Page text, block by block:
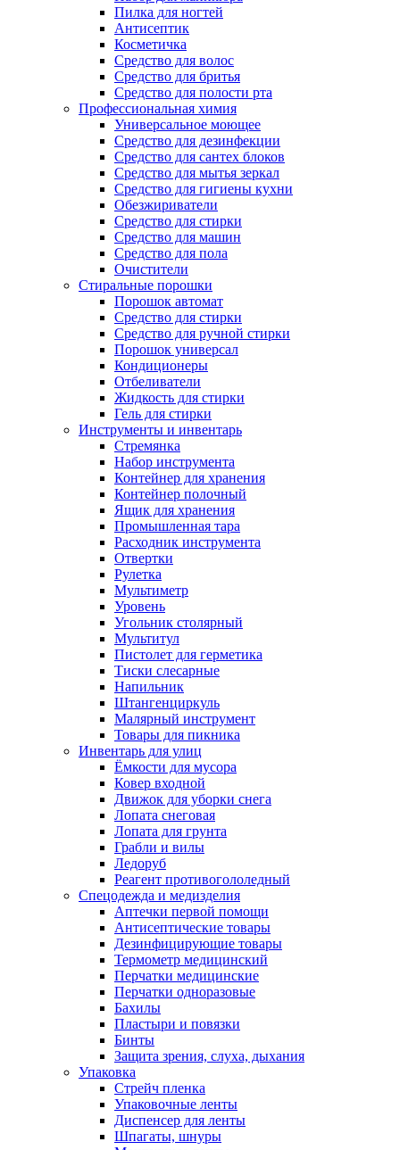
Пилка для ногтей
Антисептик
Косметичка
Средство для волос
Средство для бритья
Средство для полости рта
Профессиональная химия
Универсальное моющее
Средство для дезинфекции
Средство для сантех блоков
Средство для мытья зеркал
Средство для гигиены кухни
Обезжириватели
Средство для стирки
Средство для машин
Средство для пола
Очистители
Стиральные порошки
Порошок автомат
Средство для стирки
Средство для ручной стирки
Порошок универсал
Кондиционеры
Отбеливатели
Жидкость для стирки
Гель для стирки
Инструменты и инвентарь
Стремянка
Набор инструмента
Контейнер для хранения
Контейнер полочный
Ящик для хранения
Промышленная тара
Расходник инструмента
Отвертки
Рулетка
Мультиметр
Уровень
Угольник столярный
Мультитул
Пистолет для герметика
Тиски слесарные
Напильник
Штангенциркуль
Малярный инструмент
Товары для пикника
Инвентарь для улиц
Ёмкости для мусора
Ковер входной
Движок для уборки снега
Лопата снеговая
Лопата для грунта
Грабли и вилы
Ледоруб
Реагент противогололедный
Спецодежда и медизделия
Аптечки первой помощи
Антисептические товары
Дезинфицирующие товары
Термометр медицинский
Перчатки медицинские
Перчатки одноразовые
Бахилы
Пластыри и повязки
Бинты
Защита зрения, слуха, дыхания
Упаковка
Стрейч пленка
Упаковочные ленты
Диспенсер для ленты
Шпагаты, шнуры